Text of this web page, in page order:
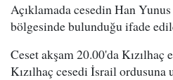
Açıklamada cesedin Han
bölgesinde bulunduğu ifade
Ceset akşam 20.00'da
Kızılhaç cesedi İsrail ordusuna